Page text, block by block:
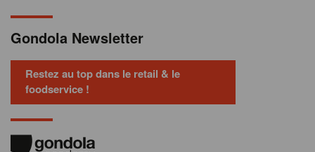
Gondola Newsletter
Restez au top dans le retail & le
foodservice !